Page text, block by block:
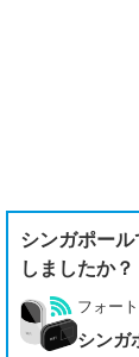
シンガポー
しましたか？
フォー
シンガ